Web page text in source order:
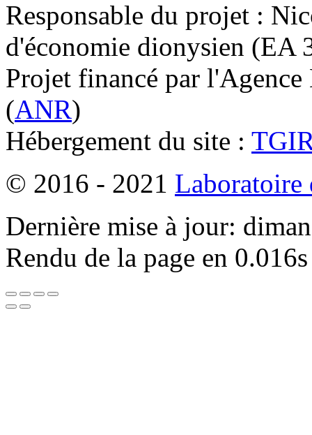
Responsable du projet :
d'économie dionysien
Projet financé par l'Agence
(ANR)
Hébergement du site :
© 2016 - 2021 Laboratoire
Dernière mise à jour:
Rendu de la page en 0.016s